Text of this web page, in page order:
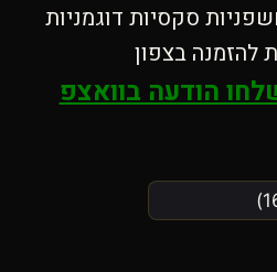
סקסיות דוגמניות
להזמנה בצפון
הודעה בוואצפ